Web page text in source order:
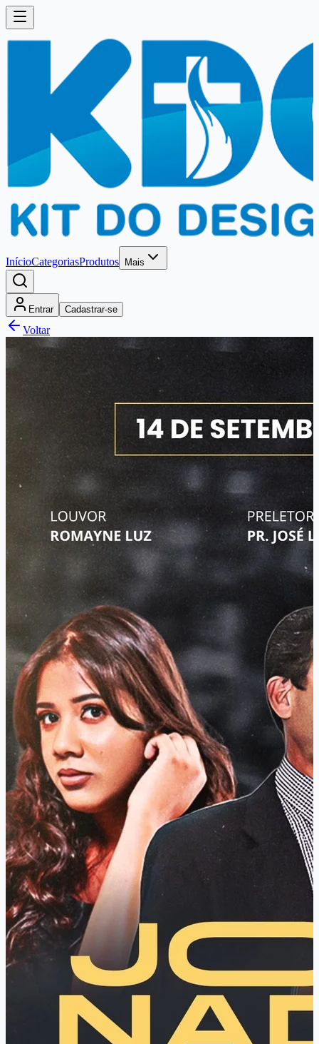
InícioCategoriasProdutos Mais
Entrar Cadastrar-se
Voltar